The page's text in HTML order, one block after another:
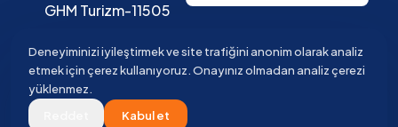
2026 Tourperia Seyahat Acentesi
GHM Turizm · TÜRSAB Belge No 11505 · Güvenli ödeme · 3D Secure
Deneyiminizi iyileştirmek ve site trafiğini anonim olarak analiz
etmek için çerez kullanıyoruz. Onayınız olmadan analiz çerezi
yüklenmez.
Kabul et